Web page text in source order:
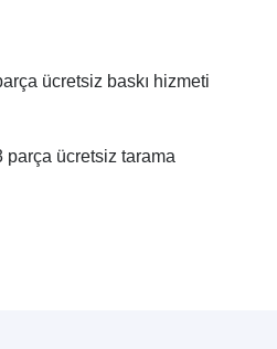
ücretsiz baskı hizmeti
parça ücretsiz tarama